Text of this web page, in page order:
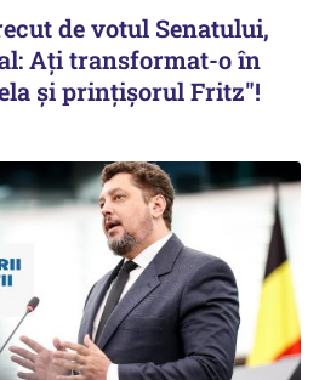
de votul Senatului,
Ați transformat-o în
şi prinţişorul Fritz"!